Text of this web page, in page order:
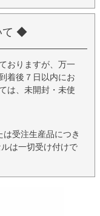
て ◆
おりますが、万一
着後７日以内にお
は、未開封・未使
受注生産品につき
は一切受け付けで